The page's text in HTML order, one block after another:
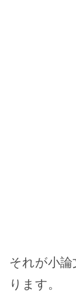
それが小論
ります。